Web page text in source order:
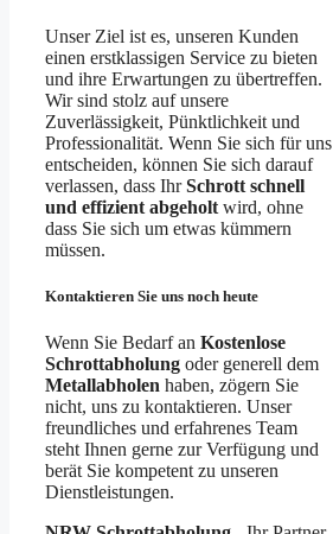
Unser Ziel ist es, unseren Kunden
einen erstklassigen Service zu bieten
und ihre Erwartungen zu übertreffen.
Wir sind stolz auf unsere
Zuverlässigkeit, Pünktlichkeit und
Professionalität. Wenn Sie sich für uns
entscheiden, können Sie sich darauf
verlassen, dass IhrSchrott schnell
und effizient abgeholt wird, ohne
dass Sie sich um etwas kümmern
müssen.
Kontaktieren Sie uns noch heute
Wenn Sie Bedarf an Kostenlose
Schrottabholung oder generell dem
Metallabholen haben, zögern Sie
nicht, uns zu kontaktieren. Unser
freundliches und erfahrenes Team
steht Ihnen gerne zur Verfügung und
berät Sie kompetent zu unseren
Dienstleistungen.